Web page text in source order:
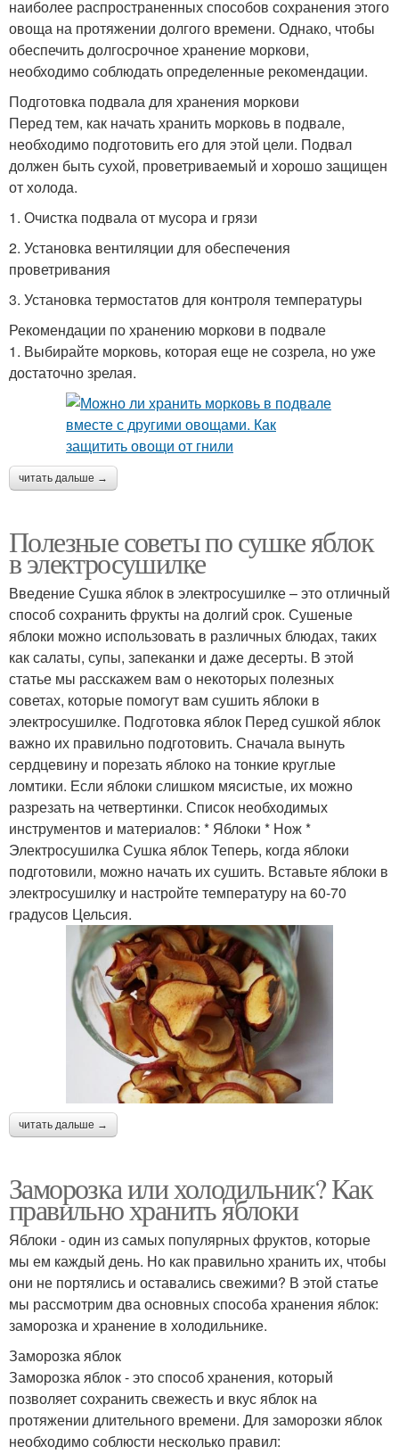
наиболее распространенных способов сохранения этого
овоща на протяжении долгого времени. Однако, чтобы
обеспечить долгосрочное хранение моркови,
необходимо соблюдать определенные рекомендации.
Подготовка подвала для хранения моркови
Перед тем, как начать хранить морковь в подвале,
необходимо подготовить его для этой цели. Подвал
должен быть сухой, проветриваемый и хорошо защищен
от холода.
1. Очистка подвала от мусора и грязи
2. Установка вентиляции для обеспечения
проветривания
3. Установка термостатов для контроля температуры
Рекомендации по хранению моркови в подвале
1. Выбирайте морковь, которая еще не созрела, но уже
достаточно зрелая.
читать дальше →
Полезные советы по сушке яблок
в электросушилке
Введение Сушка яблок в электросушилке – это отличный
способ сохранить фрукты на долгий срок. Сушеные
яблоки можно использовать в различных блюдах, таких
как салаты, супы, запеканки и даже десерты. В этой
статье мы расскажем вам о некоторых полезных
советах, которые помогут вам сушить яблоки в
электросушилке. Подготовка яблок Перед сушкой яблок
важно их правильно подготовить. Сначала вынуть
сердцевину и порезать яблоко на тонкие круглые
ломтики. Если яблоки слишком мясистые, их можно
разрезать на четвертинки. Список необходимых
инструментов и материалов: * Яблоки * Нож *
Электросушилка Сушка яблок Теперь, когда яблоки
подготовили, можно начать их сушить. Вставьте яблоки в
электросушилку и настройте температуру на 60-70
градусов Цельсия.
читать дальше →
Заморозка или холодильник? Как
правильно хранить яблоки
Яблоки - один из самых популярных фруктов, которые
мы ем каждый день. Но как правильно хранить их, чтобы
они не портялись и оставались свежими? В этой статье
мы рассмотрим два основных способа хранения яблок:
заморозка и хранение в холодильнике.
Заморозка яблок
Заморозка яблок - это способ хранения, который
позволяет сохранить свежесть и вкус яблок на
протяжении длительного времени. Для заморозки яблок
необходимо соблюсти несколько правил: